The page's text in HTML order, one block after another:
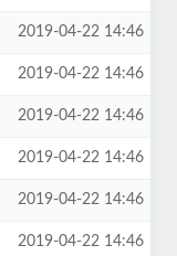
2019-04-22 14:46
2019-04-22 14:46
2019-04-22 14:46
2019-04-22 14:46
2019-04-22 14:46
2019-04-22 14:46